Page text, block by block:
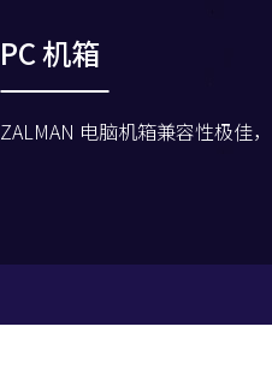
PC 机箱
ZALMAN 电脑机箱兼容性极佳